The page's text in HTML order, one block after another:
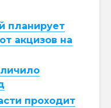
планирует
акцизов на
проходит